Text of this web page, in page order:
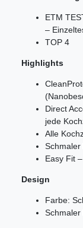
ETM
–
TOP 4
Highlights
Direct
jede
Alle
Schmaler
Easy Fit
Design
Farbe:
Schmaler